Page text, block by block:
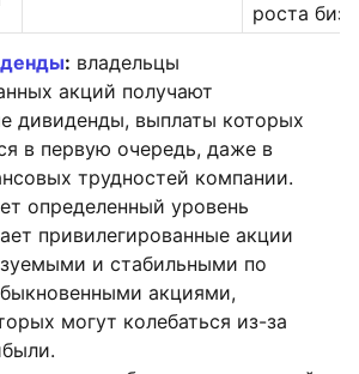
роста
: владельцы
акций получают
дивиденды, выплаты которых
в первую очередь, даже в
трудностей компании.
определенный уровень
привилегированные акции
и стабильными по
акциями,
могут колебаться из-за